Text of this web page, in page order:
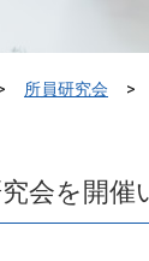
所員研究会
会を開催